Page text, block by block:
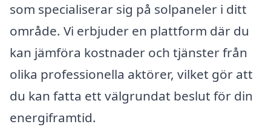
som specialiserar sig på solpaneler i ditt
område. Vi erbjuder en plattform där du
kan jämföra kostnader och tjänster från
olika professionella aktörer, vilket gör att
du kan fatta ett välgrundat beslut för din
energiframtid.